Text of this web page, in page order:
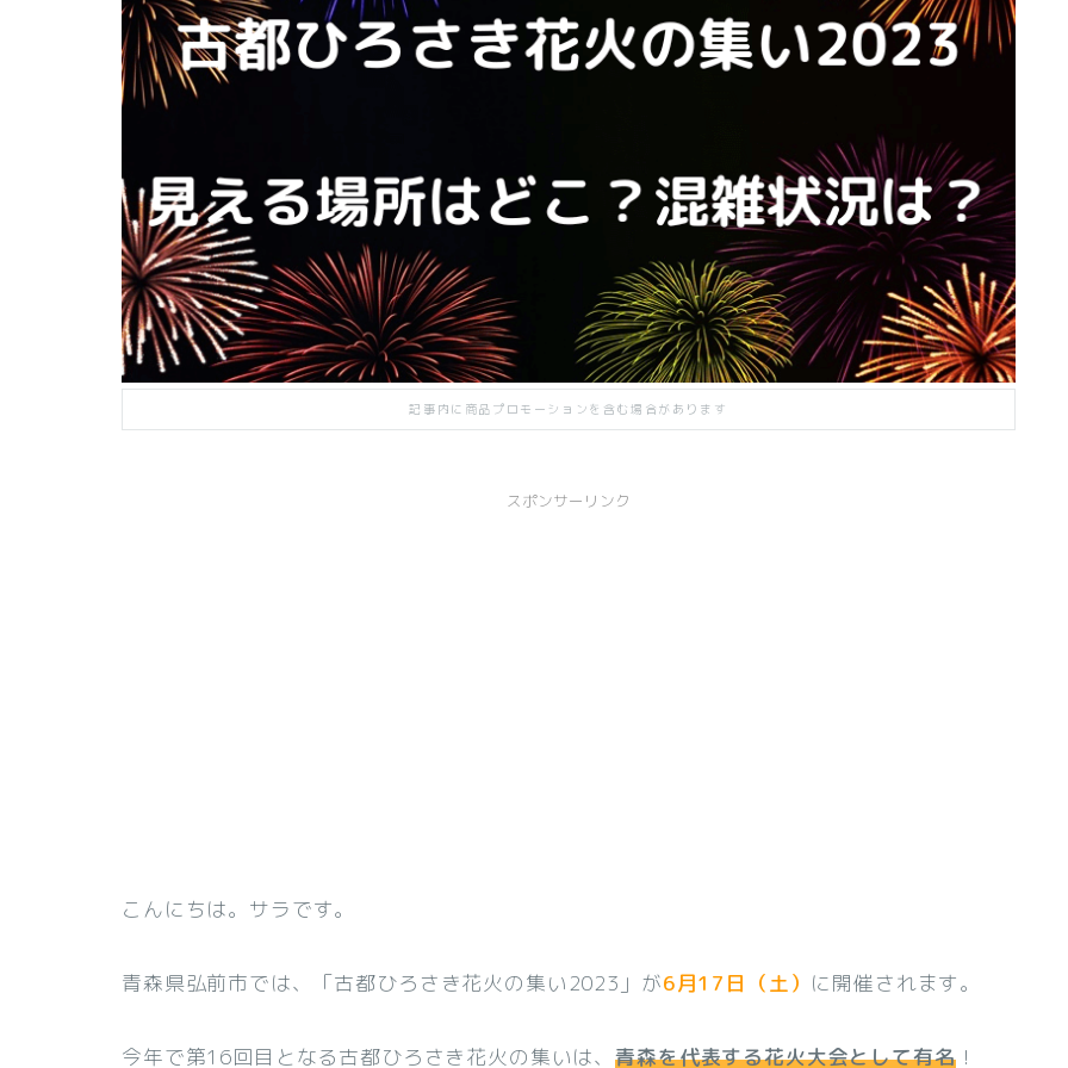
記事内に商品プロモーションを含む場合があります
スポンサーリンク
こんにちは。サラです。
青森県弘前市では、「古都ひろさき花火の集い2023」が6月17日（土） に開催されます。
今年で第16回目となる古都ひろさき花火の集いは、青森を代表する花火大会として有名！